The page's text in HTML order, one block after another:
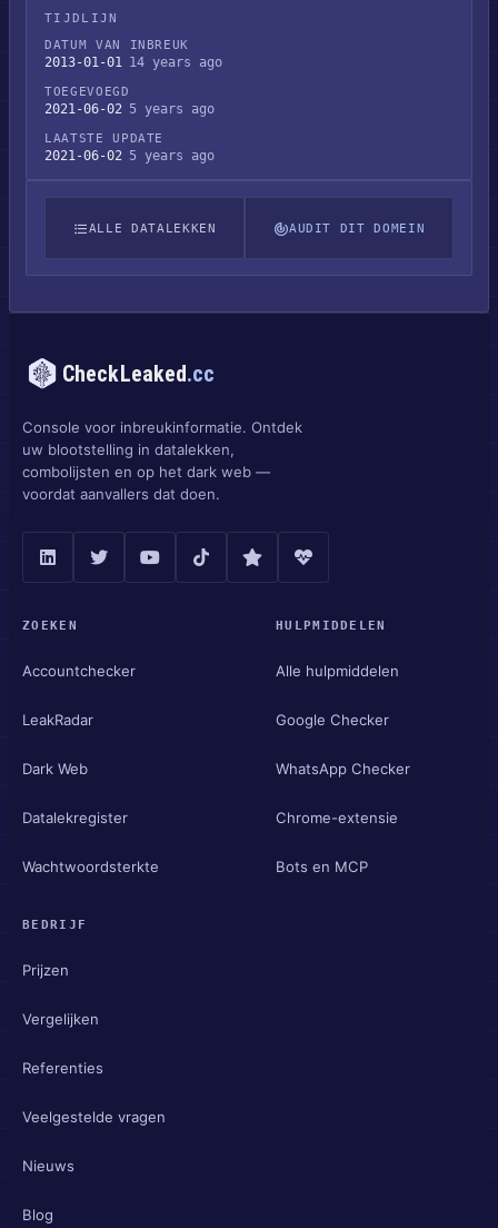
TIJDLIJN
DATUM VAN INBREUK
2013-01-01 14 years ago
TOEGEVOEGD
2021-06-02 5 years ago
LAATSTE UPDATE
2021-06-02 5 years ago
ALLE DATALEKKEN AUDIT DIT DOMEIN
CheckLeaked.cc
Console voor inbreukinformatie. Ontdek
uw blootstelling in datalekken,
combolijsten en op het dark web —
voordat aanvallers dat doen.
ZOEKEN
Accountchecker
LeakRadar
Dark Web
Datalekregister
Wachtwoordsterkte
HULPMIDDELEN
Alle hulpmiddelen
Google Checker
WhatsApp Checker
Chrome-extensie
Bots en MCP
BEDRIJF
Prijzen
Vergelijken
Referenties
Veelgestelde vragen
Nieuws
Blog